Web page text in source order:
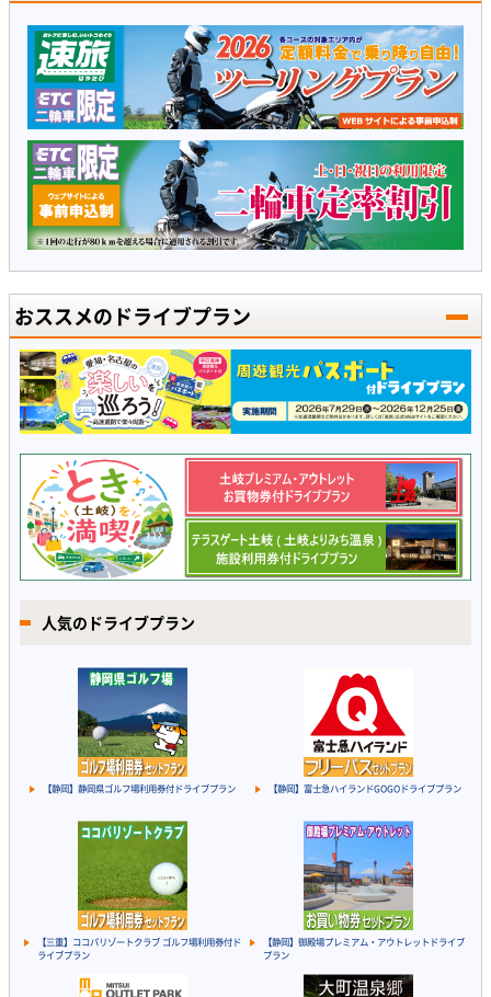
おススメのドライブプラン
人気のドライブプラン
【静岡】静岡県ゴルフ場利用券付ドライブプラン 【静岡】富士急ハイランドGOGOドライブプラン
【三重】ココパリゾートクラブ ゴルフ場利用券付ド
ライブプラン
【静岡】御殿場プレミアム・アウトレットドライブ
プラン